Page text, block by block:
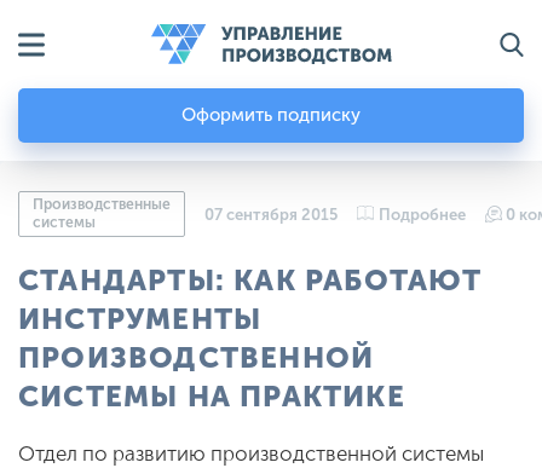
Оформить подписку
Производственные
системы
07 сентября 2015 Подробнее 0
СТАНДАРТЫ: КАК РАБОТАЮТ
ИНСТРУМЕНТЫ
ПРОИЗВОДСТВЕННОЙ
СИСТЕМЫ НА ПРАКТИКЕ
Отдел по развитию производственной системы